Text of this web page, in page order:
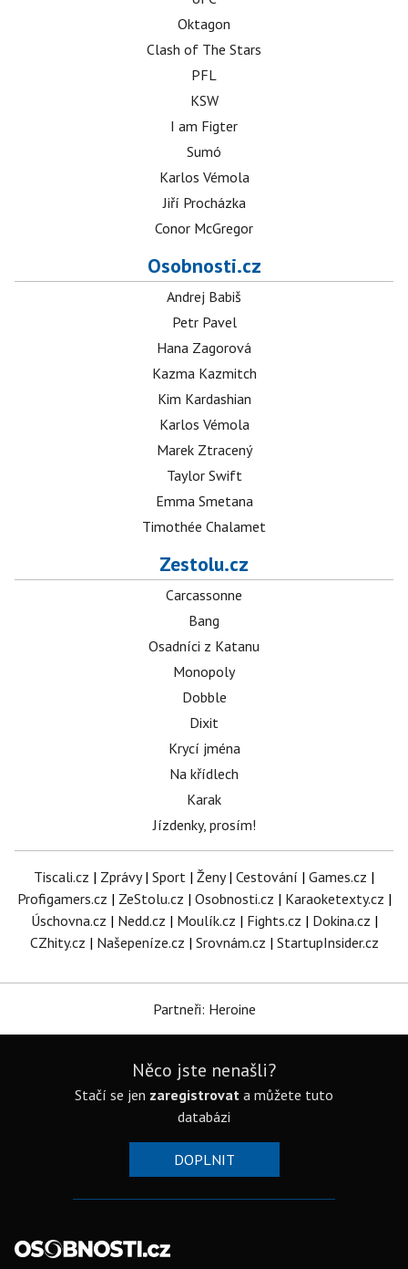
Oktagon
Clash of The Stars
PFL
KSW
I am Figter
Sumó
Karlos Vémola
Jiří Procházka
Conor McGregor
Osobnosti.cz
Andrej Babiš
Petr Pavel
Hana Zagorová
Kazma Kazmitch
Kim Kardashian
Karlos Vémola
Marek Ztracený
Taylor Swift
Emma Smetana
Timothée Chalamet
Zestolu.cz
Carcassonne
Bang
Osadníci z Katanu
Monopoly
Dobble
Dixit
Krycí jména
Na křídlech
Karak
Jízdenky, prosím!
Tiscali.cz | Zprávy| Sport | Ženy| Cestování | Games.cz |
Profigamers.cz | ZeStolu.cz | Osobnosti.cz | Karaoketexty.cz |
Úschovna.cz | Nedd.cz | Moulík.cz | Fights.cz | Dokina.cz |
CZhity.cz | Našepeníze.cz | Srovnám.cz | StartupInsider.cz
Partneři: Heroine
Něco jste nenašli?
Stačí se jen zaregistrovat a můžete tuto
databázi
DOPLNIT